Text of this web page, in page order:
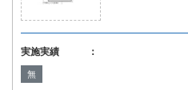
実施実績 ：
無